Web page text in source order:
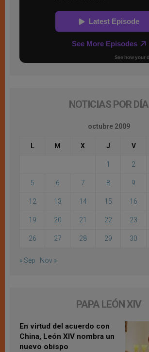
NOTICIAS POR DÍA
octubre 2009
L M X J V
1 2
5 6 7 8 9
12 13 14 15 16
19 20 21 22 23
26 27 28 29 30
« Sep Nov »
PAPA LEÓN XIV
En virtud del acuerdo con
China, León XIV nombra un
nuevo obispo